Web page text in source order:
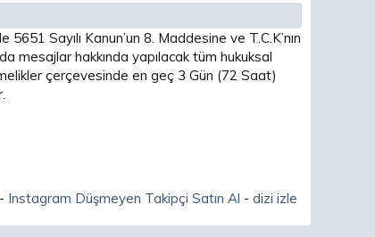
Sayılı Kanun’un 8. Maddesine ve T.C.K’nın
mesajlar hakkında yapılacak tüm hukuksal
çerçevesinde en geç 3 Gün (72 Saat)
- Instagram Düşmeyen Takipçi Satın Al - dizi izle